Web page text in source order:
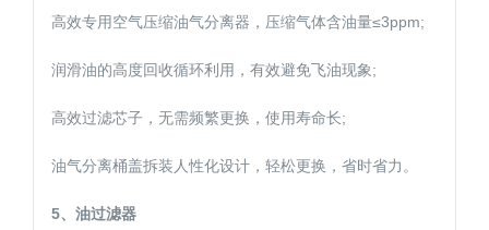
高效专用空气压缩油气分离器，压缩气体含油量≤3ppm;
润滑油的高度回收循环利用，有效避免飞油现象;
高效过滤芯子，无需频繁更换，使用寿命长;
油气分离桶盖拆装人性化设计，轻松更换，省时省力。
5、油过滤器